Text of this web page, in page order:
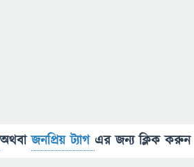
অথবাজনপ্রিয় ট্যাগ এর জন্য ক্লিক করুন